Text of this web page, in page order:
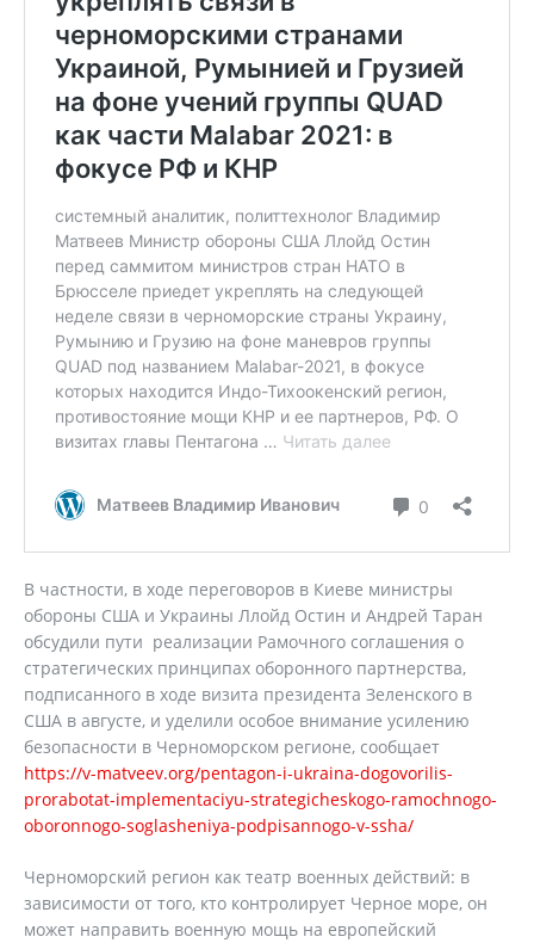
В частности, в ходе переговоров в Киеве министры
обороны США и Украины Ллойд Остин и Андрей Таран
обсудили пути реализации Рамочного соглашения о
стратегических принципах оборонного партнерства,
подписанного в ходе визита президента Зеленского в
США в августе, и уделили особое внимание усилению
безопасности в Черноморском регионе, сообщает
https://v-matveev.org/pentagon-i-ukraina-dogovorilis-
prorabotat-implementaciyu-strategicheskogo-ramochnogo-
oboronnogo-soglasheniya-podpisannogo-v-ssha/
Черноморский регион как театр военных действий: в
зависимости от того, кто контролирует Черное море, он
может направить военную мощь на европейский